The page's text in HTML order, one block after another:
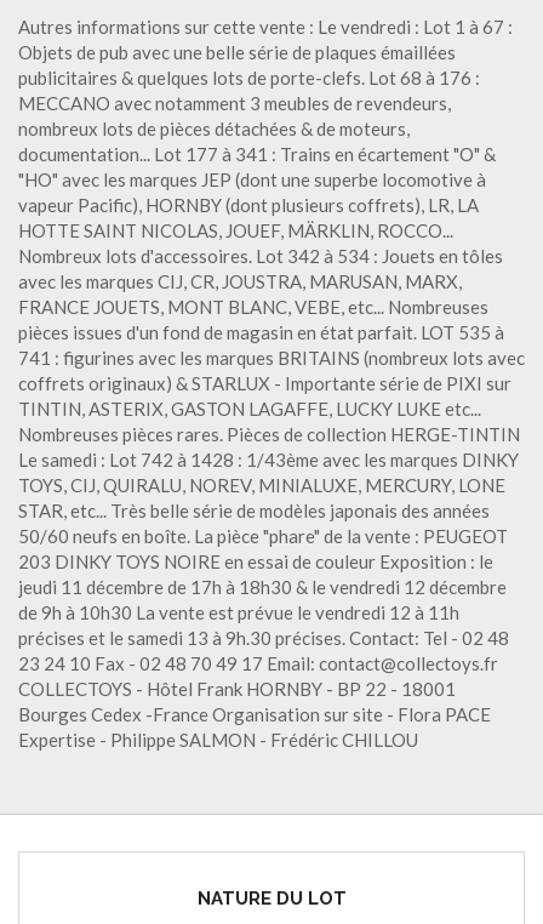
Autres informations sur cette vente : Le vendredi : Lot 1 à 67 :
Objets de pub avec une belle série de plaques émaillées
publicitaires & quelques lots de porte-clefs. Lot 68 à 176 :
MECCANO avec notamment 3 meubles de revendeurs,
nombreux lots de pièces détachées & de moteurs,
documentation... Lot 177 à 341 : Trains en écartement "O" &
"HO" avec les marques JEP (dont une superbe locomotive à
vapeur Pacific), HORNBY (dont plusieurs coffrets), LR, LA
HOTTE SAINT NICOLAS, JOUEF, MÄRKLIN, ROCCO...
Nombreux lots d'accessoires. Lot 342 à 534 : Jouets en tôles
avec les marques CIJ, CR, JOUSTRA, MARUSAN, MARX,
FRANCE JOUETS, MONT BLANC, VEBE, etc... Nombreuses
pièces issues d'un fond de magasin en état parfait. LOT 535 à
741 : figurines avec les marques BRITAINS (nombreux lots avec
coffrets originaux) & STARLUX - Importante série de PIXI sur
TINTIN, ASTERIX, GASTON LAGAFFE, LUCKY LUKE etc...
Nombreuses pièces rares. Pièces de collection HERGE-TINTIN
Le samedi : Lot 742 à 1428 : 1/43ème avec les marques DINKY
TOYS, CIJ, QUIRALU, NOREV, MINIALUXE, MERCURY, LONE
STAR, etc... Très belle série de modèles japonais des années
50/60 neufs en boîte. La pièce "phare" de la vente : PEUGEOT
203 DINKY TOYS NOIRE en essai de couleur Exposition : le
jeudi 11 décembre de 17h à 18h30 & le vendredi 12 décembre
de 9h à 10h30 La vente est prévue le vendredi 12 à 11h
précises et le samedi 13 à 9h.30 précises. Contact: Tel - 02 48
23 24 10 Fax - 02 48 70 49 17 Email: contact@collectoys.fr
COLLECTOYS - Hôtel Frank HORNBY - BP 22 - 18001
Bourges Cedex -France Organisation sur site - Flora PACE
Expertise - Philippe SALMON - Frédéric CHILLOU
NATURE DU LOT